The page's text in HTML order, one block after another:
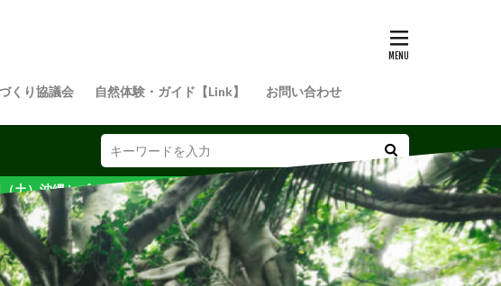
くり協議会 自然体験・ガイド【Link】 お問い合わせ
）を開催予定！参加無料、蝶に詳しくなれるチャンスです♬